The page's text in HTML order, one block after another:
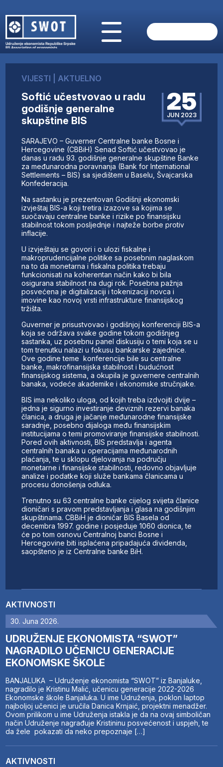
O NAMA
AKTUELNO
ANALIZE
KOMPANIJE
FINANSIJE
IZ STRANIH MEDIJA
AKTIVNOSTI
SWOT INTERVJU
KONTAKT
AKTIVNOSTI
30. Juna 2026.
UDRUŽENJE EKONOMISTA “SWOT”
NAGRADILO UČENICU GENERACIJE
EKONOMSKE ŠKOLE
BANJALUKA – Udruženje ekonomista “SWOT” iz Banjaluke,
nagradilo je Kristinu Malić, učenicu generacije 2022-2026
Ekonomske škole Banjaluka. U ime Udruženja, poklon laptop
najboljoj učenici je uručila Danica Krnjaić, projektni menadžer.
Ovom prilikom u ime Udruženja istakla je da na ovaj simboličan
način Udruženje nagrađuje Kristininu posvećenost i uspjeh, te
da žele pokazati da neko prepoznaje […]
AKTIVNOSTI
VIJESTI AKTUELNO
Softić učestvovao u radu
godišnje generalne
skupštine BIS
25
JUN 2023
SARAJEVO – Guverner Centralne banke Bosne i
Hercegovine (CBBiH) Senad Softić učestvovao je
danas u radu 93. godišnje generalne skupštine Banke
za međunarodna poravnanja (Bank for International
Settlements – BIS) sa sjedištem u Baselu, Švajcarska
Konfederacija.
Na sastanku je prezentovan Godišnji ekonomski
izvještaj BIS-a koji tretira izazove sa kojima se
suočavaju centralne banke i rizike po finansijsku
stabilnost tokom posljednje i najteže borbe protiv
inflacije.
U izvještaju se govori i o ulozi fiskalne i
makroprudencijalne politike sa posebnim naglaskom
na to da monetarna i fiskalna politika trebaju
funkcionisati na koherentan način kako bi bila
osigurana stabilnost na dugi rok. Posebna pažnja
posvećena je digitalizaciji i tokenizaciji novca i
imovine kao novoj vrsti infrastrukture finansijskog
tržišta.
Guverner je prisustvovao i godišnjoj konferenciji BIS-a
koja se održava svake godine tokom godišnjeg
sastanka, uz posebnu panel diskusiju o temi koja se u
tom trenutku nalazi u fokusu bankarske zajednice.
Ove godine teme konferencije bile su centralne
banke, makrofinansijska stabilnost i budućnost
finansijskog sistema, a okupila je guvernere centralnih
banaka, vodeće akademike i ekonomske stručnjake.
BIS ima nekoliko uloga, od kojih treba izdvojiti dvije –
jedna je sigurno investiranje deviznih rezervi banaka
članica, a druga je jačanje međunarodne finansijske
saradnje, posebno dijaloga među finansijskim
institucijama o temi promoviranje finansijske stabilnosti.
Pored ovih aktivnosti, BIS predstavlja i agenta
centralnih banaka u operacijama međunarodnih
plaćanja, te u sklopu djelovanja na području
monetarne i finansijske stabilnosti, redovno objavljuje
analize i podatke koji služe bankama članicama u
procesu donošenja odluka.
Trenutno su 63 centralne banke cijelog svijeta članice
dioničari s pravom predstavljanja i glasa na godišnjim
skupštinama. CBBiH je dioničar BIS Basela od
decembra 1997. godine i posjeduje 1060 dionica, te
će po tom osnovu Centralnoj banci Bosne i
Hercegovine biti isplaćena pripadajuća dividenda,
saopšteno je iz Centralne banke BiH.